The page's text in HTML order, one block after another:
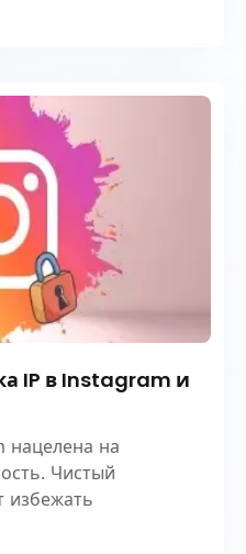
IP в Instagram и
нацелена на
Чистый
избежать